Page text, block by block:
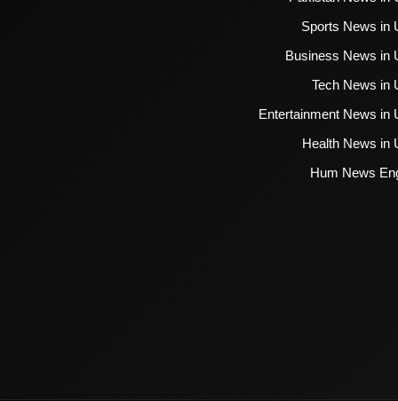
Sports News in
Business News in
Tech News in
Entertainment News in
Health News in
Hum News